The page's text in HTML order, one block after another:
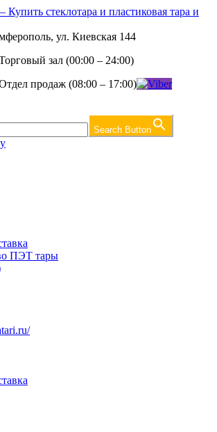
ул. Киевская 144
зал (00:00 – 24:00)
продаж (08:00 – 17:00)
Search Button
ПЭТ тары